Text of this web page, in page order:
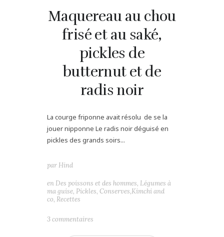
Maquereau au chou
frisé et au saké,
pickles de
butternut et de
radis noir
La courge friponne avait résolu de se la
jouer nipponne Le radis noir déguisé en
pickles des grands soirs...
par Hind
en Des poissons et des hommes, Légumes à
ma guise, Pickles, Conserves,Kimchi and
co, Recettes
3 commentaires